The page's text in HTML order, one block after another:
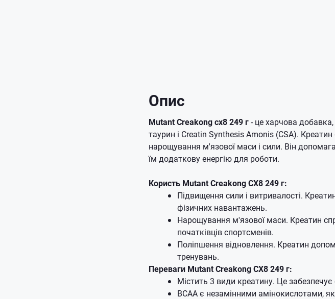
Опис
Мutant Creakong cx8 249 г- це харчова
таурин і Creatin Synthesis Amonis (CSA).
нарощування м'язової маси і сили. Він
їм додаткову енергію для роботи.
Користь Mutant Creakong CX8 249 г:
Підвищення сили і витривалості.
фізичних навантажень.
Нарощування м'язової маси. Креатин
початківців спортсменів.
Поліпшення відновлення. Креатин
тренувань.
Переваги Mutant Creakong CX8 249 г:
Містить 3 види креатину. Це
BCAA є незамінними амінокислотами,